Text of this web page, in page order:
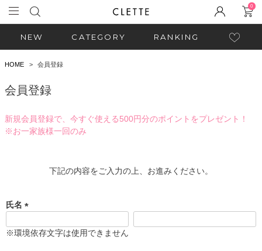
0
NEW CATEGORY RANKING
HOME 会員登録
会員登録
新規会員登録で、今すぐ使える500円分のポイントをプレゼント！
※お一家族様一回のみ
下記の内容をご入力の上、お進みください。
氏名
必
※環境依存文字は使用できません